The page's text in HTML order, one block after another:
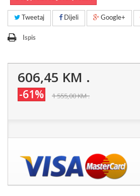
Tweetaj Dijeli Google+
Ispis
606,45 KM .
-61% 1 555,00 KM.